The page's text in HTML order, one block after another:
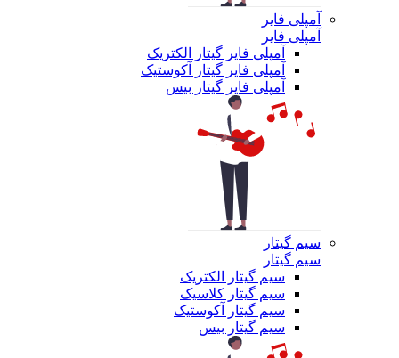
آمپلی فایر
آمپلی فایر
آمپلی فایر گیتار الکتریک
آمپلی فایر گیتار آکوستیک
آمپلی فایر گیتار بیس
سیم گیتار
سیم گیتار
سیم گیتار الکتریک
سیم گیتار کلاسیک
سیم گیتار آکوستیک
سیم گیتار بیس